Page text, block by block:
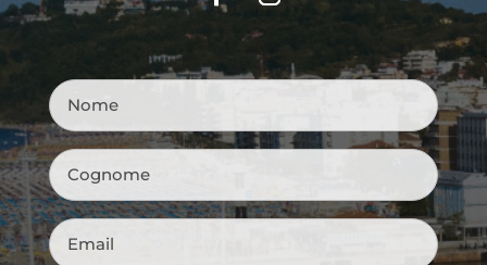
Nome
Cognome
Email